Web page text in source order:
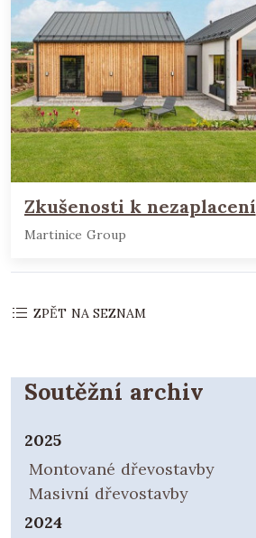
Zkušenosti k nezaplacení
Martinice Group
ZPĚT NA SEZNAM
Soutěžní archiv
2025
Montované dřevostavby
Masivní dřevostavby
2024